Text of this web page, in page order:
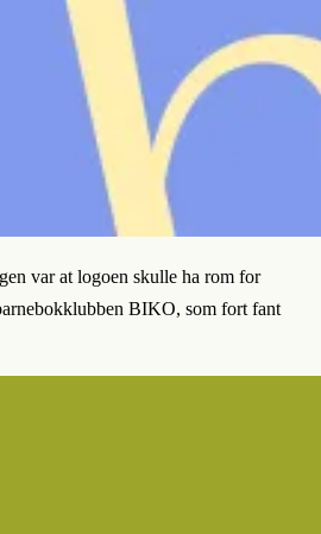
var at logoen skulle ha rom for
BIKO, som fort fant